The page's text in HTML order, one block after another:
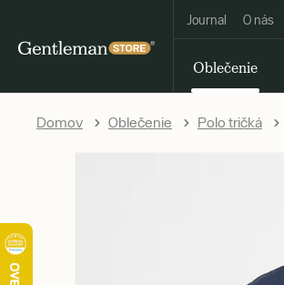
Journal O nás
Oblečenie
Domov Oblečenie Polo tričká